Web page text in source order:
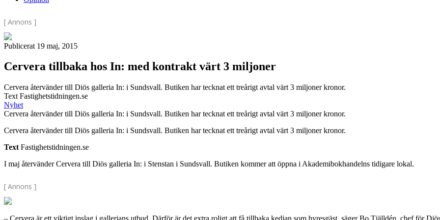
[ Annons ]
Publicerat 19 maj, 2015
Cervera tillbaka hos In: med kontrakt värt 3 miljoner
Cervera återvänder till Diös galleria In: i Sundsvall. Butiken har tecknat ett treårigt avtal värt 3 miljoner kronor.
Text Fastighetstidningen.se
Nyhet
Cervera återvänder till Diös galleria In: i Sundsvall. Butiken har tecknat ett treårigt avtal värt 3 miljoner kronor.
Cervera återvänder till Diös galleria In: i Sundsvall. Butiken har tecknat ett treårigt avtal värt 3 miljoner kronor.
Text Fastighetstidningen.se
I maj återvänder Cervera till Diös galleria In: i Stenstan i Sundsvall. Butiken kommer att öppna i Akademibokhandelns tidigare lokal.
[ Annons ]